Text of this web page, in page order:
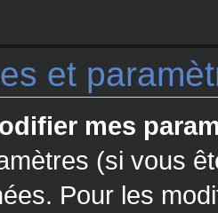
et
mes
(si vous
Pour les